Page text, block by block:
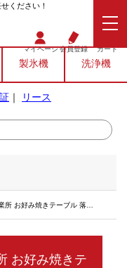
ください！
マイページ会員登録 カート
製氷機 洗浄機
｜ リース
お好み焼きテーブル 落フタ付
お好み焼きテ